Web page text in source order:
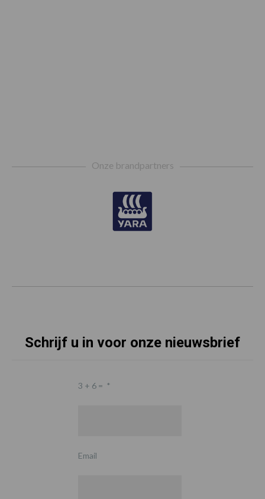
Onze brandpartners
Schrijf u in voor onze nieuwsbrief
3 + 6 = *
Email